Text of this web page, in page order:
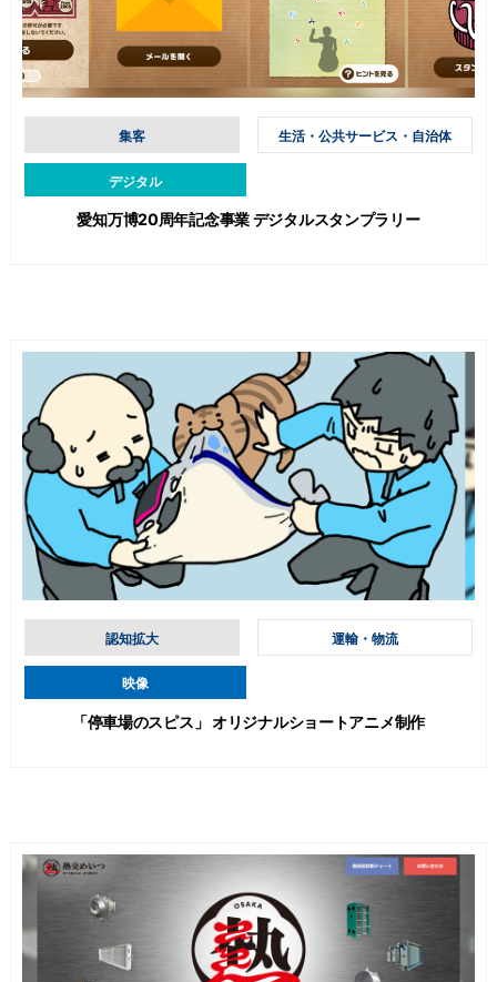
集客 生活・公共サービス・自治体
デジタル
愛知万博20周年記念事業 デジタルスタンプラリー
認知拡大 運輸・物流
映像
「停車場のスピス」 オリジナルショートアニメ制作